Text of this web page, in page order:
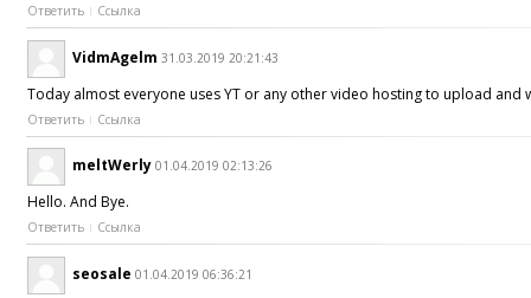
Ответить Ссылка
VidmAgelm 31.03.2019 20:21:43
Today almost everyone uses YT or any other video hosting to upload
Ответить Ссылка
meltWerly 01.04.2019 02:13:26
Hello. And Bye.
Ответить Ссылка
seosale 01.04.2019 06:36:21